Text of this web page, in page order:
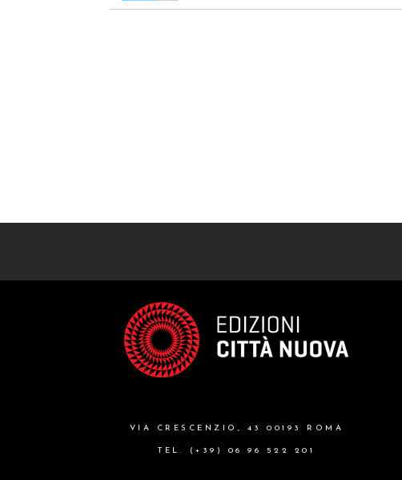
VIA CRESCENZIO, 43 00193 ROMA
TEL. (+39) 06 96 522 201